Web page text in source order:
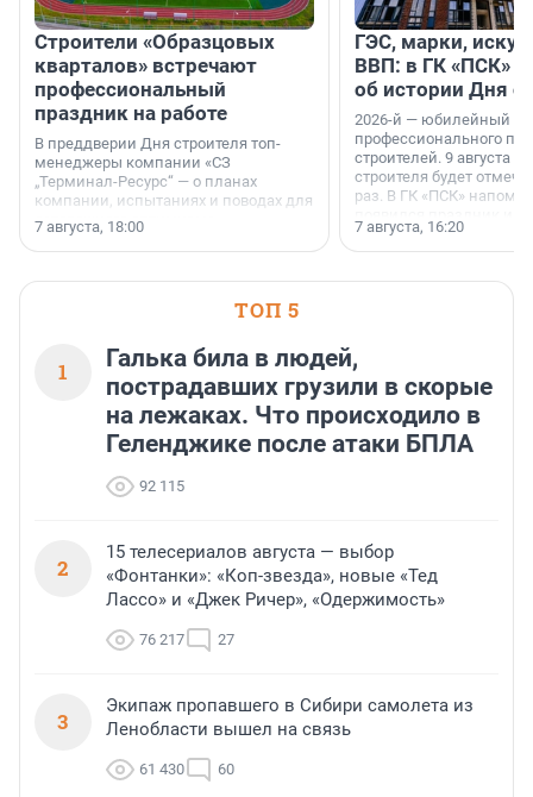
Строители «Образцовых
кварталов» встречают
профессиональный
праздник на работе
В преддверии Дня строителя топ-
менеджеры компании «СЗ
„Терминал-Ресурс“ — о планах
компании, испытаниях и поводах для
осторожного оптимизма.
7 августа, 18:00
ГЭС, марки,
ВВП: в ГК «ПСК»
об истории Дня
2026-й — юбилейный
профессионального
строителей. 9 августа
строителя будет
раз. В ГК «ПСК»
поменялась роль
7 августа, 16:20
ТОП 5
1
Галька била в людей,
пострадавших грузили в скорые
на лежаках. Что происходило в
Геленджике после атаки БПЛА
92 115
2
15 телесериалов августа — выбор
«Фонтанки»: «Коп-звезда», новые «Тед
Лассо» и «Джек Ричер», «Одержимость»
76 217 27
3
Экипаж пропавшего в Сибири самолета из
Ленобласти вышел на связь
61 430 60